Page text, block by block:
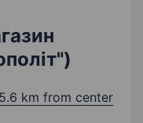
5.6 km from center